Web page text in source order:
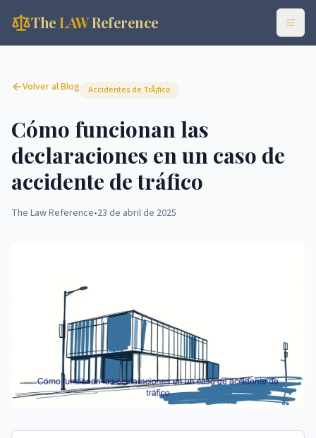
TheLAWReference
Volver al Blog Accidentes de TrÃ¡fico
Cómo funcionan las
declaraciones en un caso de
accidente de tráfico
The Law Reference•23 de abril de 2025